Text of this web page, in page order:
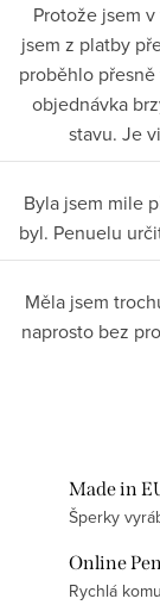
Protože jsem
jsem z platby
proběhlo
objednávka
stavu. Je
Byla jsem mile
byl. Penuelu
Měla jsem
naprosto bez
Made in
Šperky
Online
Rychlá